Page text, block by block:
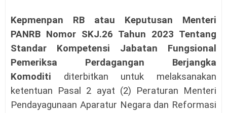
Kepmenpan RB atau Keputusan Menteri
PANRB Nomor SKJ.26 Tahun 2023 Tentang
Standar Kompetensi Jabatan Fungsional
Pemeriksa Perdagangan Berjangka
Komoditi diterbitkan untuk melaksanakan
ketentuan Pasal 2 ayat (2) Peraturan Menteri
Pendayagunaan Aparatur Negara dan Reformasi